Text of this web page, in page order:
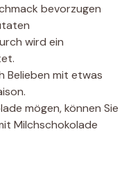
bevorzugen
wird ein
Belieben mit etwas
mögen, können Sie
Milchschokolade